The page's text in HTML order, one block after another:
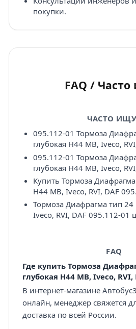
покупки.
FAQ /
ЧАСТО
095.112-01 Тормоза
глубокая H44 MB, Iveco,
095.112-01 Тормоза
глубокая H44 MB, Iveco,
Купить Тормоза
H44 MB, Iveco, RVI, DAF
Тормоза Диафрагма тип 24
Iveco, RVI, DAF 095.112-01
FAQ
Где купить Тормоза
глубокая H44 MB, Iveco, RVI,
В интернет-магазине
онлайн, менеджер свяжется
доставка по всей России.